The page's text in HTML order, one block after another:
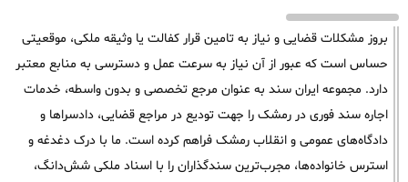
بروز مشکلات قضایی و نیاز به تامین قرار کفالت یا وثیقه ملکی، موقعیتی
حساس است که عبور از آن نیاز به سرعت عمل و دسترسی به منابع معتبر
دارد. مجموعه ایران سند به عنوان مرجع تخصصی و بدون واسطه، خدمات
اجاره سند فوری در رمشک را جهت تودیع در مراجع قضایی، دادسراها و
دادگاه‌های عمومی و انقلاب رمشک فراهم کرده است. ما با درک دغدغه و
استرس خانواده‌ها، مجرب‌ترین سندگذاران را با اسناد ملکی شش‌دانگ،